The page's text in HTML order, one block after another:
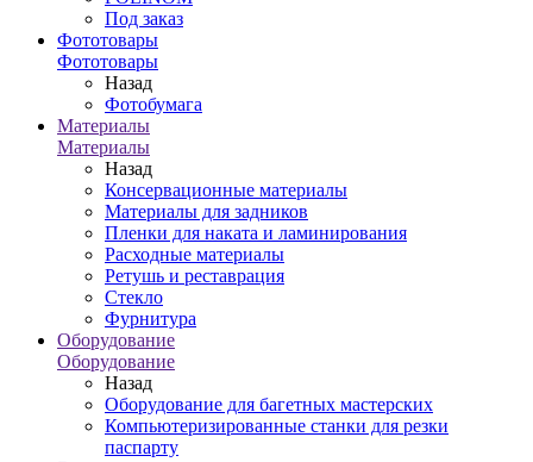
Под заказ
Фототовары
Фототовары
Назад
Фотобумага
Материалы
Материалы
Назад
Консервационные материалы
Материалы для задников
Пленки для наката и ламинирования
Расходные материалы
Ретушь и реставрация
Стекло
Фурнитура
Оборудование
Оборудование
Назад
Оборудование для багетных мастерских
Компьютеризированные станки для резки
паспарту